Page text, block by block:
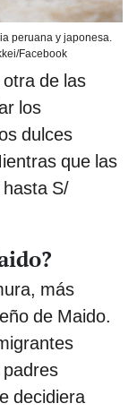
peruana y japonesa.
Facebook
de las
los
dulces
que las
S/
más
de Maido.
decidiera